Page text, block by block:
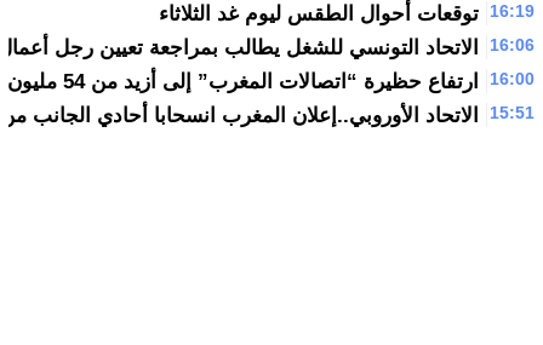
16:19 توقعات أحوال الطقس ليوم غد الثلاثاء
16:06 الاتحاد التونسي للشغل يطالب بمراجعة تعيين رجل
16:00 ارتفاع حظيرة “اتصالات المغرب” إلى أزيد من 54 مليون زبون نهاية 2016
15:51 الاتحاد الأوروبي..إعلان المغرب انسحابا أحادي